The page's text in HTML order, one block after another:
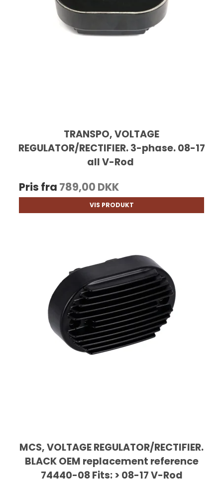
TRANSPO, VOLTAGE
REGULATOR/RECTIFIER. 3-phase. 08-17
all V-Rod
Pris fra 789,00 DKK
VIS PRODUKT
MCS, VOLTAGE REGULATOR/RECTIFIER.
BLACK OEM replacement reference
74440-08 Fits: > 08-17 V-Rod